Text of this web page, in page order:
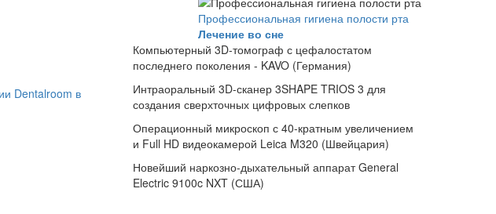
Профессиональная гигиена полости рта
Лечение во сне
Компьютерный 3D-томограф с цефалостатом
последнего поколения - KAVO (Германия)
Интраоральный 3D-сканер 3SHAPE TRIOS 3 для
создания сверхточных цифровых слепков
Операционный микроскоп с 40-кратным увеличением
и Full HD видеокамерой Leica M320 (Швейцария)
Новейший наркозно-дыхательный аппарат General
Electric 9100c NXT (США)